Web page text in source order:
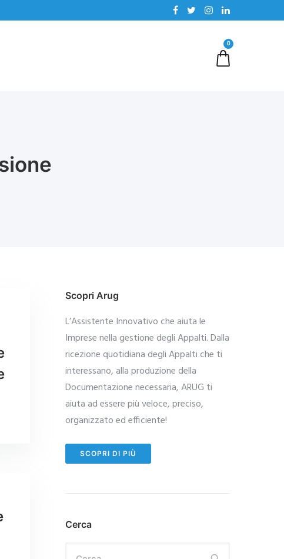
0
Scopri Arug
L’Assistente Innovativo che aiuta le
Imprese nella gestione degli Appalti. Dalla
ricezione quotidiana degli Appalti che ti
interessano, alla produzione della
Documentazione necessaria, ARUG ti
aiuta ad essere più veloce, preciso,
organizzato ed efficiente!
SCOPRI DI PIÙ
Cerca